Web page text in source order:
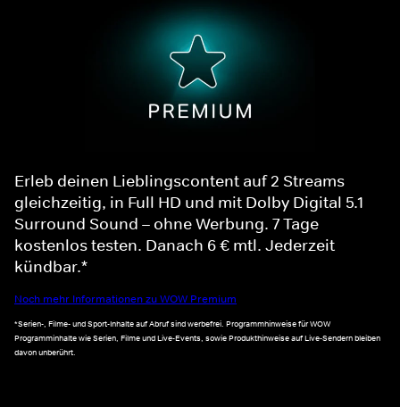
Erleb deinen Lieblingscontent auf 2 Streams
gleichzeitig, in Full HD und mit Dolby Digital 5.1
Surround Sound – ohne Werbung. 7 Tage
kostenlos testen. Danach 6 € mtl. Jederzeit
kündbar.*
Noch mehr Informationen zu WOW Premium
*Serien-, Filme- und Sport-Inhalte auf Abruf sind werbefrei. Programmhinweise für WOW
Programminhalte wie Serien, Filme und Live-Events, sowie Produkthinweise auf Live-Sendern bleiben
davon unberührt.